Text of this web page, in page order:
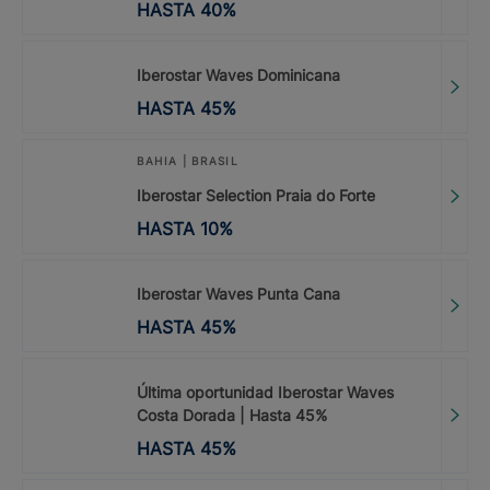
HASTA 40%
Iberostar Waves Dominicana
HASTA 45%
BAHIA | BRASIL
Iberostar Selection Praia do Forte
HASTA 10%
Iberostar Waves Punta Cana
HASTA 45%
Última oportunidad Iberostar Waves
Costa Dorada | Hasta 45%
HASTA 45%